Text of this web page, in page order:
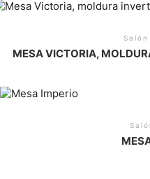
Salón
MESA VICTORIA,